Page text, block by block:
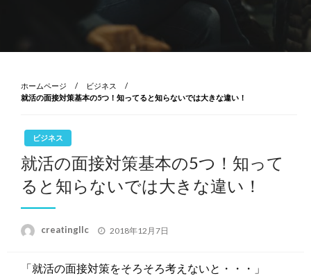
ホームページ
ビジネス
就活の面接対策基本の5つ！知ってると知らないでは大きな違い！
ビジネス
就活の面接対策基本の5つ！知って
ると知らないでは大きな違い！
creatingllc
投
2018年12月7日
「就活の面接対策をそろそろ考えないと・・・」